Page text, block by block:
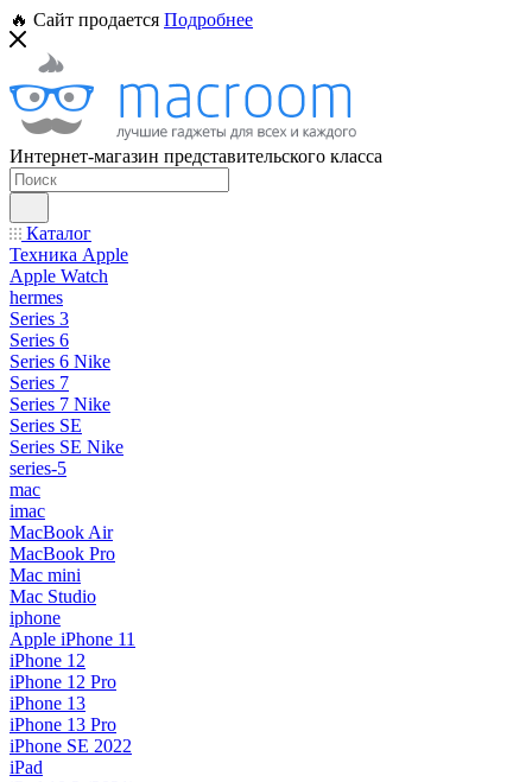
🔥 Сайт продается Подробнее
Интернет-магазин представительского класса
Каталог
Техника Apple
Apple Watch
hermes
Series 3
Series 6
Series 6 Nike
Series 7
Series 7 Nike
Series SE
Series SE Nike
series-5
mac
imac
MacBook Air
MacBook Pro
Mac mini
Mac Studio
iphone
Apple iPhone 11
iPhone 12
iPhone 12 Pro
iPhone 13
iPhone 13 Pro
iPhone SE 2022
iPad